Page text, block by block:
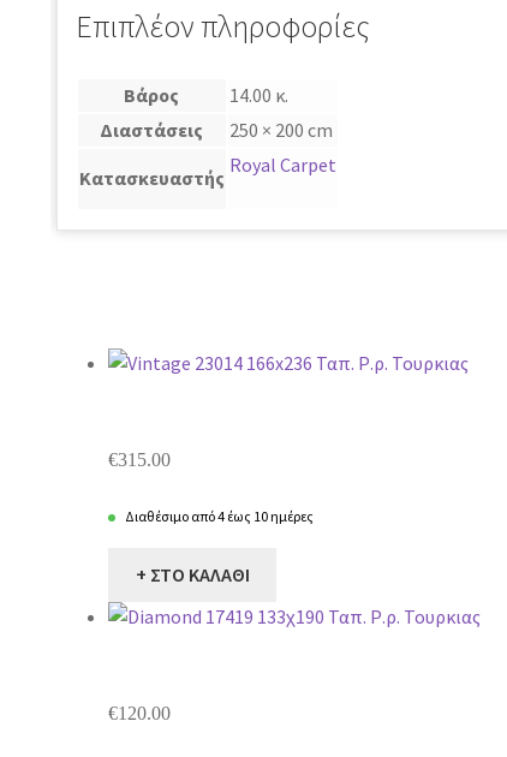
Επιπλέον πληροφορίες
Βάρος
14.00 κ.
Διαστάσεις
250 × 200 cm
Κατασκευαστής
Royal Carpet
€315.00
Διαθέσιμο από 4 έως 10 ημέρες
+ ΣΤΟ ΚΑΛΑΘΙ
€120.00